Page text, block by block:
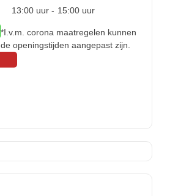
13:00 uur - 15:00 uur
*I.v.m. corona maatregelen kunnen
de openingstijden aangepast zijn.